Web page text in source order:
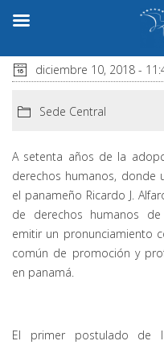
diciembre 10, 2018 -
Sede Central
A setenta años de la
derechos humanos, donde
el panameño Ricardo J.
de derechos humanos
emitir un pronunciamiento
común de promoción y
en panamá.
El primer postulado de